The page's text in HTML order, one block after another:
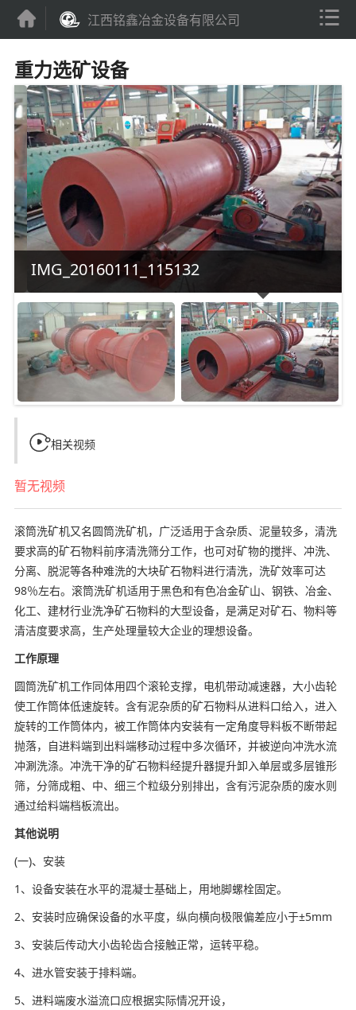
 江西铭鑫冶金设备有限公司 
重力选矿设备
IMG_20160111_115132
相关视频
暂无视频
滚筒洗矿机又名圆筒洗矿机，广泛适用于含杂质、泥量较多，清洗
要求高的矿石物料前序清洗筛分工作，也可对矿物的搅拌、冲洗、
分离、脱泥等各种难洗的大块矿石物料进行清洗， 洗矿效率可达
98％左右。 滚筒洗矿机适用于黑色和有色冶金矿山、钢铁、冶金、
化工、建材行业洗净矿石物料的大型设备，是满足对矿石、物料等
清洁度要求高，生产处理量较大企业的理想设备。
工作原理
圆筒洗矿机工作同体用四个滚轮支撑，电机带动减速器，大小齿轮
使工作筒体低速旋转。含有泥杂质的矿石物料从进料口给入，进入
旋转的工作筒体内，被工作筒体内安装有一定角度导料板不断带起
抛落，自进料端到出料端移动过程中多次循环，并被逆向冲洗水流
冲涮洗涤。冲洗干净的矿石物料经提升器提升卸入单层或多层锥形
筛，分筛成粗、中、细三个粒级分别排出，含有污泥杂质的废水则
通过给料端档板流出。
其他说明
(一)、安装
1、设备安装在水平的混凝士基础上，用地脚螺栓固定。
2、安装时应确保设备的水平度，纵向横向极限偏差应小于±5mm
3、安装后传动大小齿轮齿合接触正常，运转平稳。
4、进水管安装于排料端。
5、进料端废水溢流口应根据实际情况开设，